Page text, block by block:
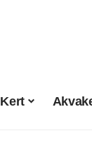
Kert